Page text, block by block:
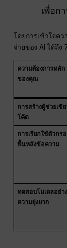
เพื่อก
โดยการเข้าใจค
จ่ายของ AI ได้ถึง
ความต้องการหลัก
ของคุณ
การสร้างผู้ช่วยเขี
โค้ด
การเรียกใช้ตัวกรอ
พื้นหลังข้อความ
ทดสอบโมเดลอย่า
ความยุ่งยาก